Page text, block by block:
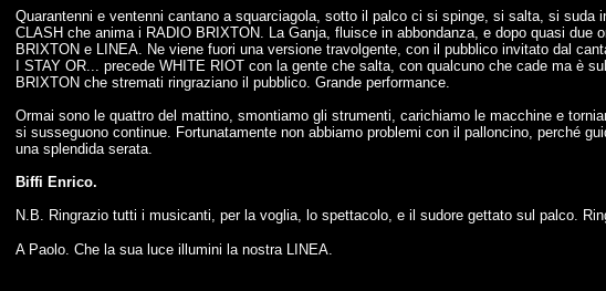
Quarantenni e ventenni cantano a squarciagola, sotto il palco ci si spinge, si salta, si
CLASH che anima i RADIO BRIXTON. La Ganja, fluisce in abbondanza, e dopo quasi
BRIXTON e LINEA. Ne viene fuori una versione travolgente, con il pubblico invitato dal
I STAY OR... precede WHITE RIOT con la gente che salta, con qualcuno che cade ma è
BRIXTON che stremati ringraziano il pubblico. Grande performance.
Ormai sono le quattro del mattino, smontiamo gli strumenti, carichiamo le macchine e
si susseguono continue. Fortunatamente non abbiamo problemi con il palloncino, perché
una splendida serata.
Biffi Enrico.
N.B. Ringrazio tutti i musicanti, per la voglia, lo spettacolo, e il sudore gettato sul palco.
A Paolo. Che la sua luce illumini la nostra LINEA.